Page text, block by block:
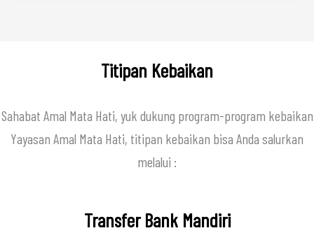
Titipan Kebaikan
Sahabat Amal Mata Hati, yuk dukung program-program kebaikan
Yayasan Amal Mata Hati, titipan kebaikan bisa Anda salurkan
melalui :
Transfer Bank Mandiri